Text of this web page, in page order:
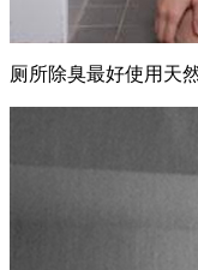
厕所除臭最好使用天